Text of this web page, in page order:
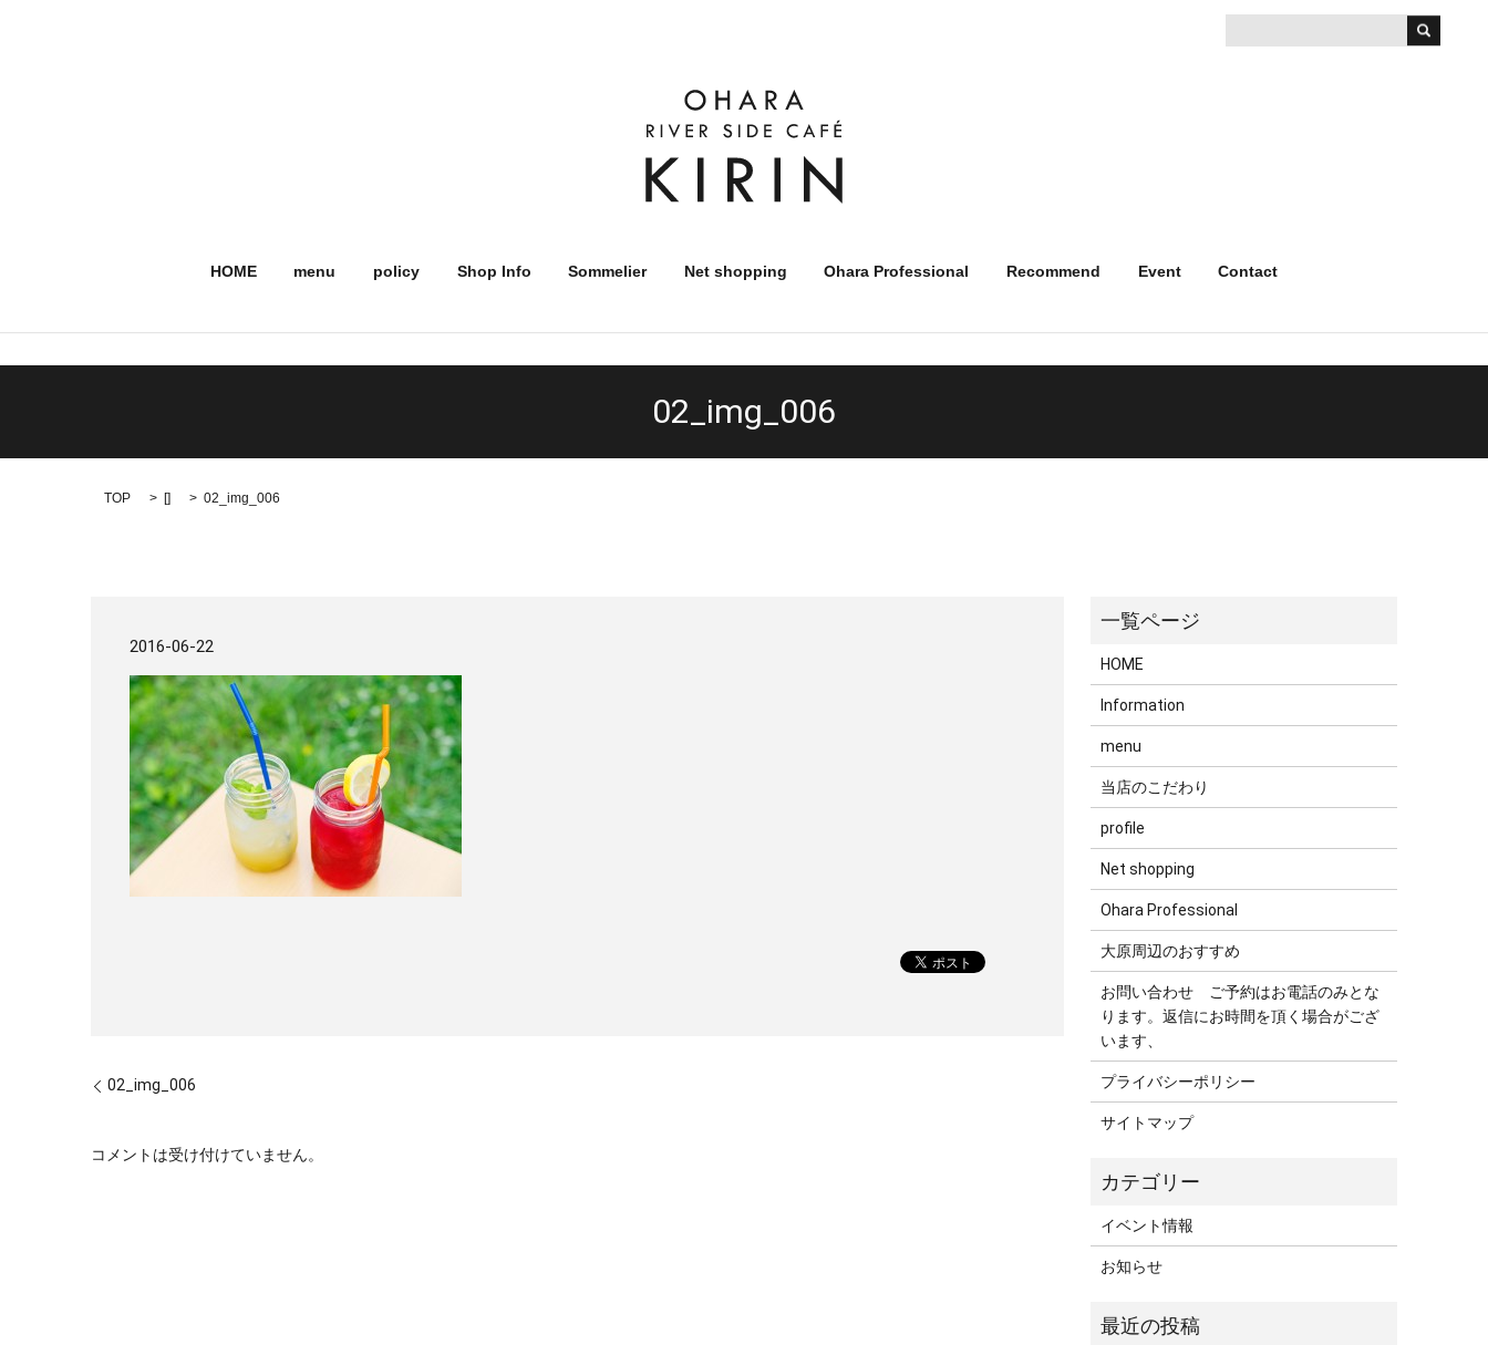
HOME menu policy Shop Info Sommelier Net shopping Ohara Professional Recommend Event Contact
02_img_006
TOP [] 02_img_006
2016-06-22
02_img_006
コメントは受け付けていません。
HOME
Information
menu
当店のこだわり
profile
Net shopping
Ohara Professional
大原周辺のおすすめ
お問い合わせ ご予約はお電話のみとな
ります。返信にお時間を頂く場合がござ
います、
プライバシーポリシー
サイトマップ
イベント情報
お知らせ